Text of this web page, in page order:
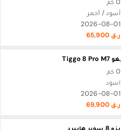
أسود / أحمر
2026-08-01
ر.ق 65,900
0 كم
اسود
2026-08-01
ر.ق 69,900